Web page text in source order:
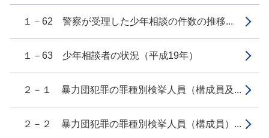
１－62 警察が受理した少年相談の件数の推移...
１－63 少年相談者の状況（平成19年）
２－１ 暴力団犯罪の罪種別検挙人員（構成員及...
２－２ 暴力団犯罪の罪種別検挙人員（構成員）...